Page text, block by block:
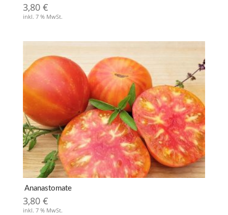
3,80 €
inkl. 7 % MwSt.
Ananastomate
3,80 €
inkl. 7 % MwSt.